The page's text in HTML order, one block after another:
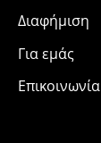
Διαφήμιση
Για εμάς
Επικοινωνία